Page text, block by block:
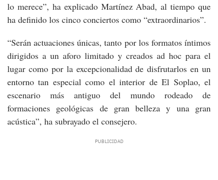
lo merece”, ha explicado Martínez Abad, al tiempo que
ha definido los cinco conciertos como “extraordinarios”.
“Serán actuaciones únicas, tanto por los formatos íntimos
dirigidos a un aforo limitado y creados ad hoc para el
lugar como por la excepcionalidad de disfrutarlos en un
entorno tan especial como el interior de El Soplao, el
escenario más antiguo del mundo rodeado de
formaciones geológicas de gran belleza y una gran
acústica”, ha subrayado el consejero.